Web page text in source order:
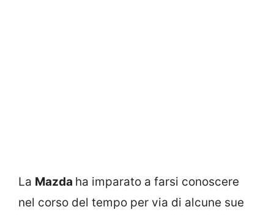
La Mazda ha imparato a farsi conoscere
nel corso del tempo per via di alcune sue